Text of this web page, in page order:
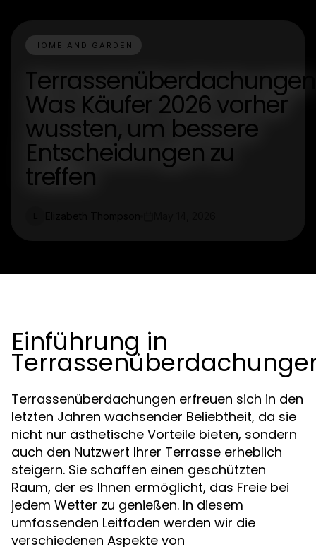
HOME AND GARDEN
Was Käufer 2026 vorher
wussten, um bessere
Entscheidungen zu
treffen
Einführung in
Terrassenüberdachungen erfreuen sich in den
letzten Jahren wachsender Beliebtheit, da sie
nicht nur ästhetische Vorteile bieten, sondern
auch den Nutzwert Ihrer Terrasse erheblich
steigern. Sie schaffen einen geschützten
Raum, der es Ihnen ermöglicht, das Freie bei
jedem Wetter zu genießen. In diesem
umfassenden Leitfaden werden wir die
verschiedenen Aspekte von